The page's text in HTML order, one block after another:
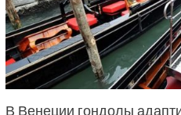
В Венеции гондолы